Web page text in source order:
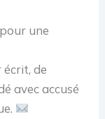
une
de
avec accusé